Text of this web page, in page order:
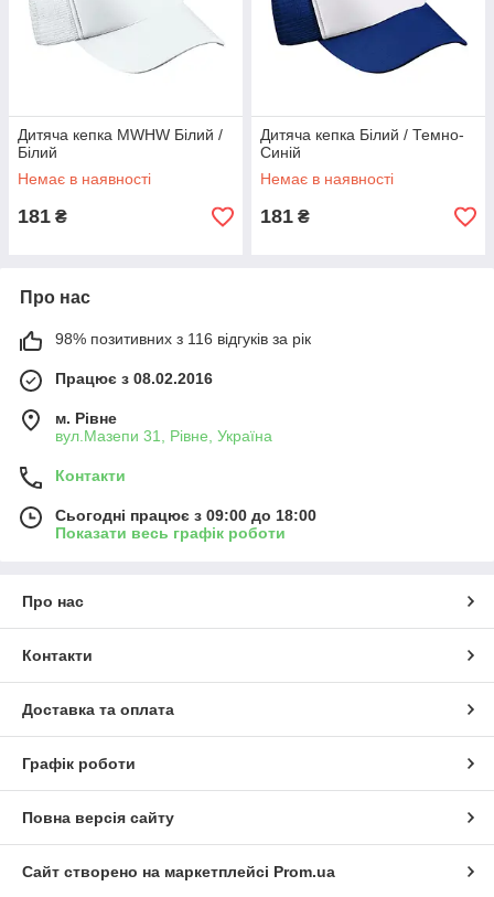
Дитяча кепка MWHW Білий /
Білий
Немає в наявності
181 ₴
Дитяча кепка Білий / Темно-
Синій
Немає в наявності
181 ₴
Про нас
98% позитивних з 116 відгуків за рік
Працює з 08.02.2016
м. Рівне
вул.Мазепи 31, Рівне, Україна
Контакти
Сьогодні працює з 09:00 до 18:00
Показати весь графік роботи
Про нас
Контакти
Доставка та оплата
Графік роботи
Повна версія сайту
Сайт створено на маркетплейсі Prom.ua